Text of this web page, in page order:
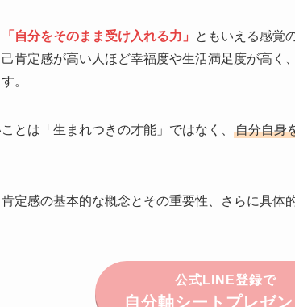
「自分をそのまま受け入れる力」
ともいえる感覚
肯定感が高い人ほど幸福度や生活満足度が高く
。
とは「生まれつきの才能」ではなく、
自分自身
定感の基本的な概念とその重要性、さらに具体
公式LINE登録で
自分軸シートプレゼン